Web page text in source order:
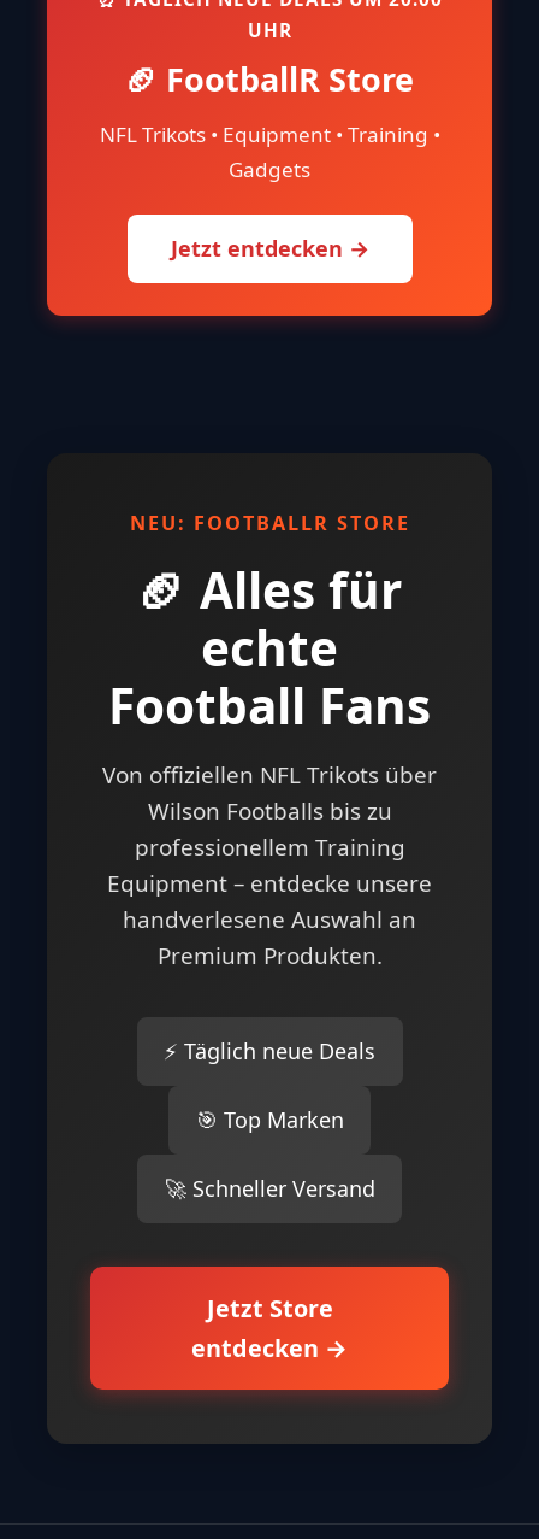
UHR
🏈 FootballR Store
NFL Trikots • Equipment • Training •
Gadgets
Jetzt entdecken →
NEU: FOOTBALLR STORE
🏈 Alles für
echte
Football Fans
Von offiziellen NFL Trikots über
Wilson Footballs bis zu
professionellem Training
Equipment – entdecke unsere
handverlesene Auswahl an
Premium Produkten.
⚡ Täglich neue Deals
🎯 Top Marken
🚀 Schneller Versand
Jetzt Store
entdecken →